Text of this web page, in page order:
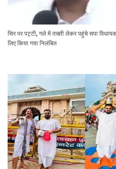
सिर पर पट्टी, गले में तख्ती लेकर पहुंचे सपा
लिए किया गया निलंबित